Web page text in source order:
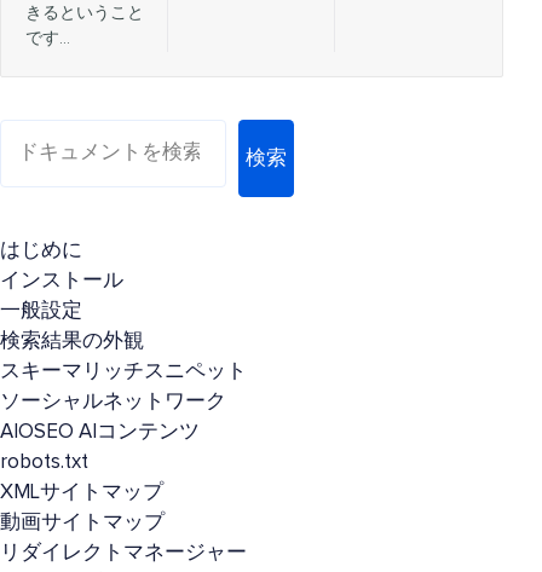
きるということ
です…
検索
はじめに
インストール
一般設定
検索結果の外観
スキーマリッチスニペット
ソーシャルネットワーク
AIOSEO AIコンテンツ
robots.txt
XMLサイトマップ
動画サイトマップ
リダイレクトマネージャー